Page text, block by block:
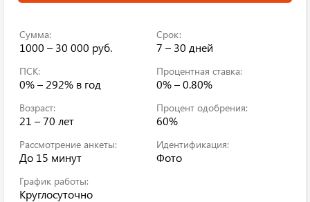
Сумма:
1000 – 30 000 руб.
Срок:
7 – 30 дней
ПСК:
0% – 292% в год
Процентная ставка:
0% – 0.80%
Возраст:
21 – 70 лет
Процент одобрения:
60%
Рассмотрение анкеты:
До 15 минут
Идентификация:
Фото
График работы:
Круглосуточно